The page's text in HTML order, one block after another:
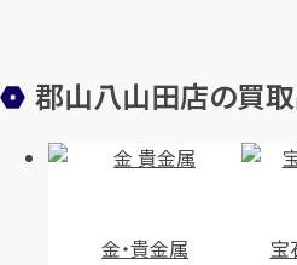
郡山八山田店の買
金・貴金属 宝